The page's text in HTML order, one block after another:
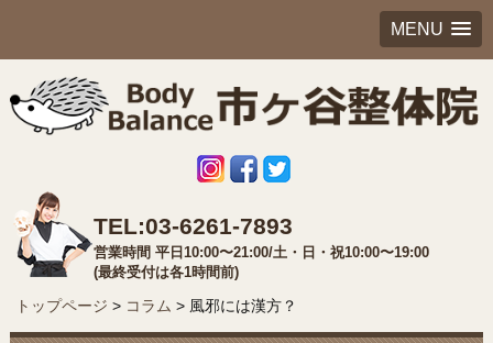
MENU
TEL:03-6261-7893
営業時間 平日10:00〜21:00/土・日・祝10:00〜19:00
(最終受付は各1時間前)
トップページ > コラム > 風邪には漢方？